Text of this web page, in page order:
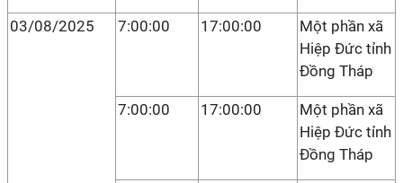
03/08/2025 7:00:00 17:00:00
Một phần xã
Hiệp Đức tỉnh
Đồng Tháp
7:00:00 17:00:00
Một phần xã
Hiệp Đức tỉnh
Đồng Tháp